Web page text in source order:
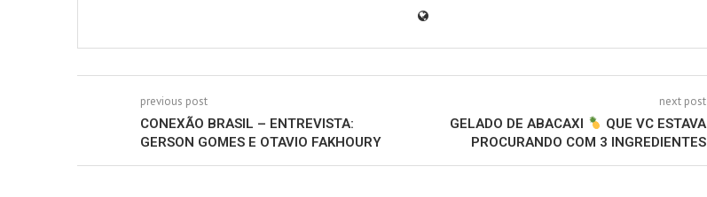
previous post
CONEXÃO BRASIL – ENTREVISTA:
GERSON GOMES E OTAVIO FAKHOURY
next post
GELADO DE ABACAXI
QUE VC ESTAVA
PROCURANDO COM 3 INGREDIENTES